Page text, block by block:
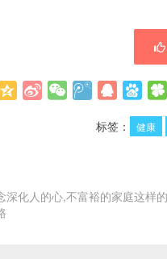
标签： 健康
深化人的心,不富裕的家庭这样